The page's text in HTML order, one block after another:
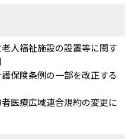
人福祉施設の設置等に関す
保険条例の一部を改正する
医療広域連合規約の変更に